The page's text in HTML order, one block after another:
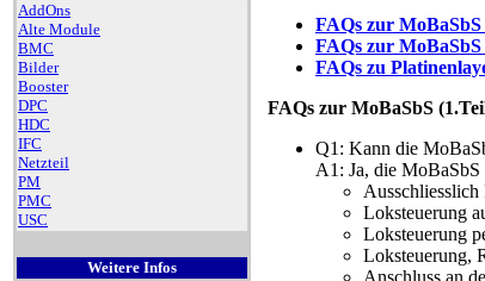
AddOns
Alte Module
BMC
Bilder
Booster
DPC
HDC
IFC
Netzteil
PM
PMC
USC
Weitere Infos
FAQs zur MoBaSbS
FAQs zur MoBaSbS
FAQs zu
FAQs zur MoBaSbS
Q1: Kann die
A1: Ja, die
Loksteuerung
Loksteuerung
Loksteuerung,
Anschluss an